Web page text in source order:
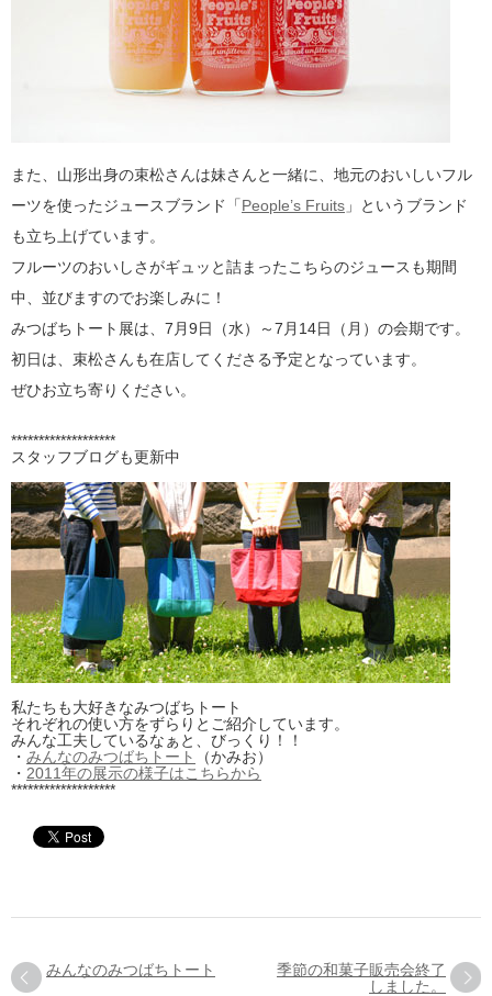
また、山形出身の束松さんは妹さんと一緒に、地元のおいしいフル
ーツを使ったジュースブランド「People’s Fruits 」というブランド
も立ち上げています。
フルーツのおいしさがギュッと詰まったこちらのジュースも期間
中、並びますのでお楽しみに！
みつばちトート展は、7月9日（水）～7月14日（月）の会期です。
初日は、束松さんも在店してくださる予定となっています。
ぜひお立ち寄りください。
*******************
スタッフブログも更新中
私たちも大好きなみつばちトート
それぞれの使い方をずらりとご紹介しています。
みんな工夫しているなぁと、びっくり！！
・ みんなのみつばちトート
（かみお）
・ 2011年の展示の様子はこちらから
*******************
みんなのみつばちトート
季節の和菓子販売会終了
しました。